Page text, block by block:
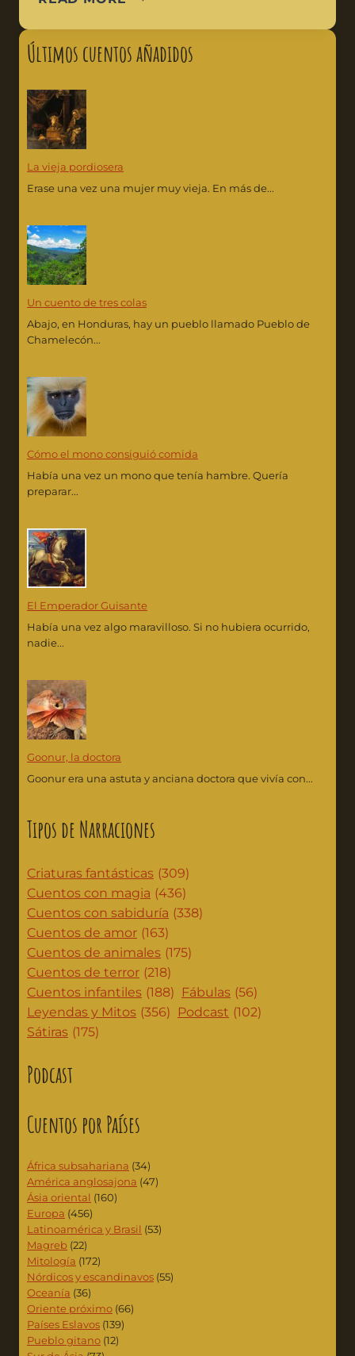
Últimos cuentos añadidos
La vieja pordiosera
Erase una vez una mujer muy vieja. En más de...
Un cuento de tres colas
Abajo, en Honduras, hay un pueblo llamado Pueblo de
Chamelecón...
Cómo el mono consiguió comida
Había una vez un mono que tenía hambre. Quería
preparar...
El Emperador Guisante
Había una vez algo maravilloso. Si no hubiera ocurrido,
nadie...
Goonur, la doctora
Goonur era una astuta y anciana doctora que vivía con...
Tipos de Narraciones
Criaturas fantásticas (309)
Cuentos con magia (436)
Cuentos con sabiduría (338)
Cuentos de amor (163)
Cuentos de animales (175)
Cuentos de terror (218)
Cuentos infantiles (188) Fábulas (56)
Leyendas y Mitos (356) Podcast (102)
Sátiras (175)
Podcast
Cuentos por Países
África subsahariana (34)
América anglosajona (47)
Ásia oriental (160)
Europa (456)
Latinoamérica y Brasil (53)
Magreb (22)
Mitología (172)
Nórdicos y escandinavos (55)
Oceanía (36)
Oriente próximo (66)
Países Eslavos (139)
Pueblo gitano (12)